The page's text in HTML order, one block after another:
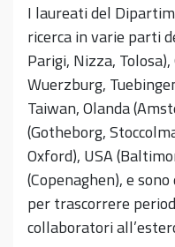
I laureati del
ricerca in varie parti
Parigi, Nizza,
Wuerzburg,
Taiwan, Olanda
(Gotheborg,
Oxford), USA
(Copenaghen), e
per trascorrere
collaboratori